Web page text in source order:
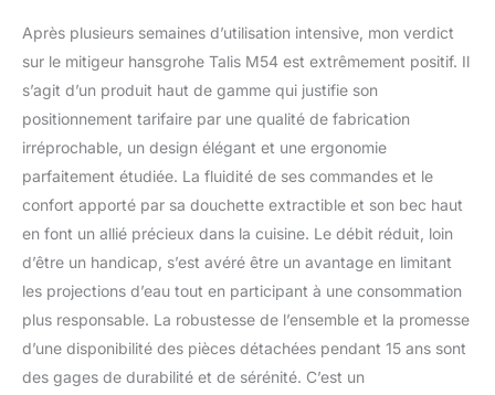
Après plusieurs semaines d’utilisation intensive, mon verdict
sur le mitigeur hansgrohe Talis M54 est extrêmement positif. Il
s’agit d’un produit haut de gamme qui justifie son
positionnement tarifaire par une qualité de fabrication
irréprochable, un design élégant et une ergonomie
parfaitement étudiée. La fluidité de ses commandes et le
confort apporté par sa douchette extractible et son bec haut
en font un allié précieux dans la cuisine. Le débit réduit, loin
d’être un handicap, s’est avéré être un avantage en limitant
les projections d’eau tout en participant à une consommation
plus responsable. La robustesse de l’ensemble et la promesse
d’une disponibilité des pièces détachées pendant 15 ans sont
des gages de durabilité et de sérénité. C’est un